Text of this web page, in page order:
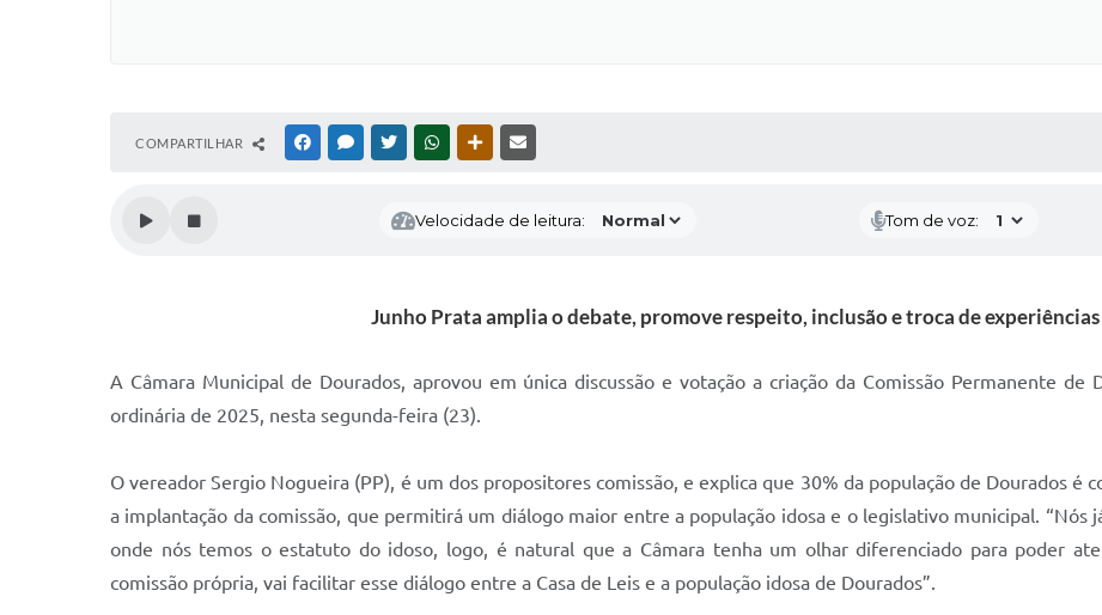
COMPARTILHAR FACEBOOKMESSENGER
TWITTERWHATSAPPOUTRAS MÍDIAS
Velocidade de leitura: Tom de voz:
Junho Prata amplia o debate, promove respeito, inclusão e troca de
A Câmara Municipal de Dourados, aprovou em única discussão e votação a criação da Comissão Permanente de
ordinária de 2025, nesta segunda-feira (23).
O vereador Sergio Nogueira (PP), é um dos propositores comissão, e explica que 30% da população de Dourados é
a implantação da comissão, que permitirá um diálogo maior entre a população idosa e o legislativo municipal. “Nós
onde nós temos o estatuto do idoso, logo, é natural que a Câmara tenha um olhar diferenciado para poder
comissão própria, vai facilitar esse diálogo entre a Casa de Leis e a população idosa de Dourados”.